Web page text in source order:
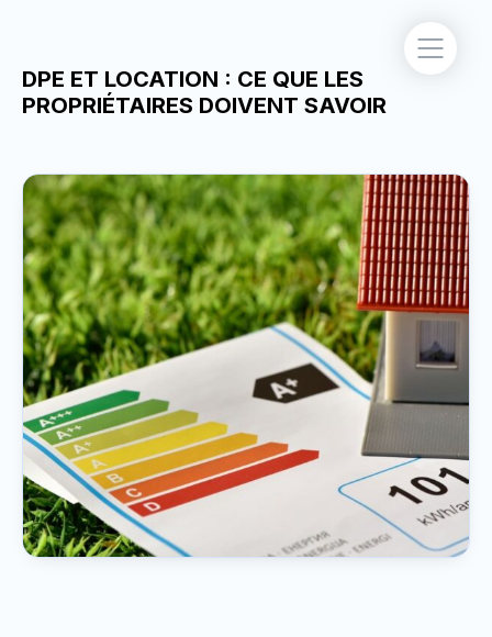
DPE ET LOCATION : CE QUE LES
PROPRIÉTAIRES DOIVENT SAVOIR